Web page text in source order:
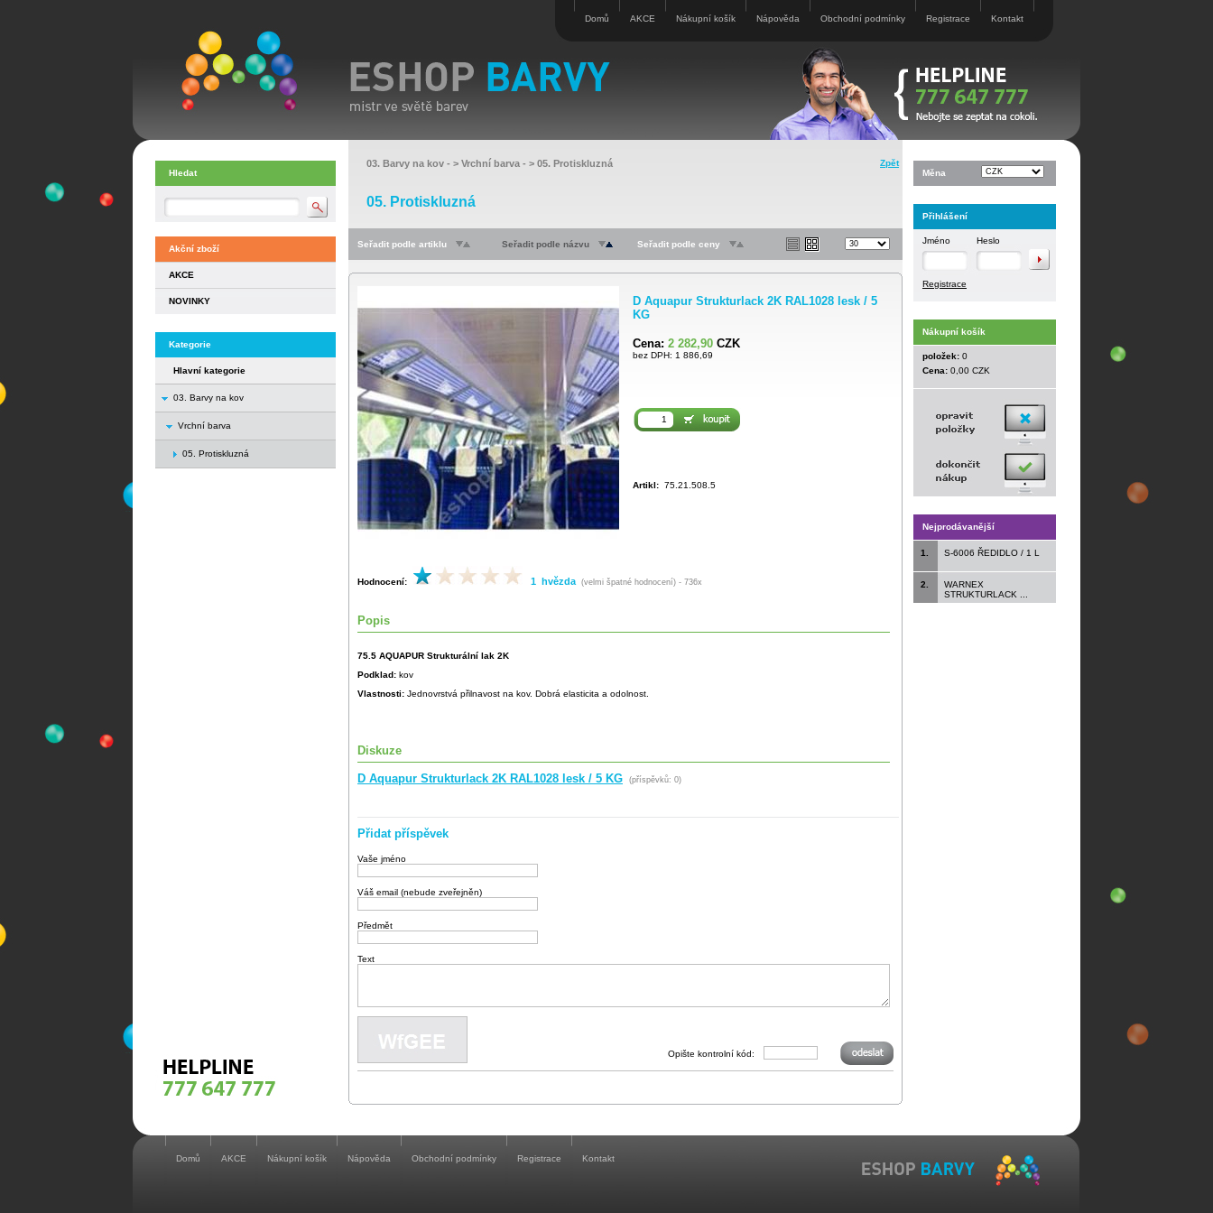
Domů AKCE Nákupní košík Nápověda Obchodní podmínky Registrace Kontakt
Hledat
Akční zboží
AKCE
NOVINKY
Kategorie
Hlavní kategorie
03. Barvy na kov
Vrchní barva
05. Protiskluzná
03. Barvy na kov - > Vrchní barva - > 05. Protiskluzná Zpět
05. Protiskluzná
Seřadit podle artiklu Seřadit podle názvu Seřadit podle ceny
D Aquapur Strukturlack 2K RAL1028 lesk / 5
KG
Cena: 2 282,90 CZK
bez DPH: 1 886,69
Artikl: 75.21.508.5
Hodnocení: 1 hvězda (velmi špatné hodnocení) - 736x
Popis
75.5 AQUAPUR Strukturální lak 2K
Podklad: kov
Vlastnosti: Jednovrstvá přilnavost na kov. Dobrá elasticita a odolnost.
Diskuze
D Aquapur Strukturlack 2K RAL1028 lesk / 5 KG (příspěvků: 0)
Přidat příspěvek
Vaše jméno
Váš email (nebude zveřejněn)
Předmět
Text
Opište kontrolní kód:
Měna
Přihlášení
Jméno Heslo
Registrace
Nákupní košík
položek: 0
Cena: 0,00 CZK
Nejprodávanější
1. S-6006 ŘEDIDLO / 1 L
2.
WARNEX
STRUKTURLACK ...
Domů AKCE Nákupní košík Nápověda Obchodní podmínky Registrace Kontakt